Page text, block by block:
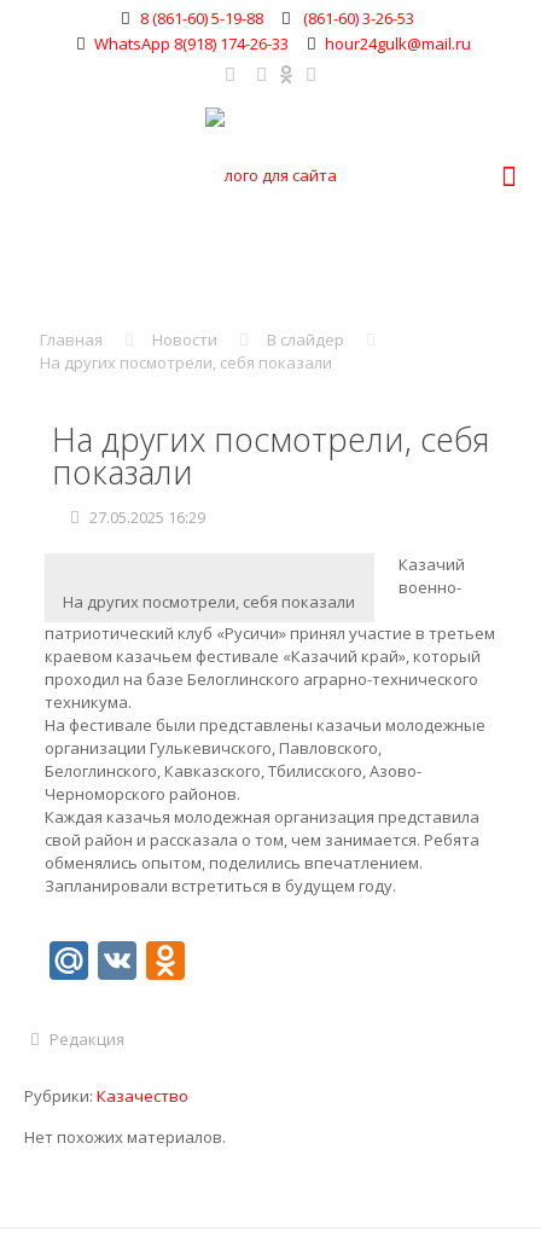
8 (861-60) 5-19-88
(861-60) 3-26-53
WhatsApp 8(918) 174-26-33
hour24gulk@mail.ru
Главная Новости
В слайдер
На других посмотрели, себя показали
На других посмотрели, себя
показали
27.05.2025 16:29
На других посмотрели, себя показали
Казачий
военно-
патриотический клуб «Русичи» принял участие в третьем
краевом казачьем фестивале «Казачий край», который
проходил на базе Белоглинского аграрно-технического
техникума.
На фестивале были представлены казачьи молодежные
организации Гулькевичского, Павловского,
Белоглинского, Кавказского, Тбилисского, Азово-
Черноморского районов.
Каждая казачья молодежная организация представила
свой район и рассказала о том, чем занимается. Ребята
обменялись опытом, поделились впечатлением.
Запланировали встретиться в будущем году.
Mail.Ru
VKOdnoklassniki
Редакция
Рубрики: Казачество
Нет похожих материалов.